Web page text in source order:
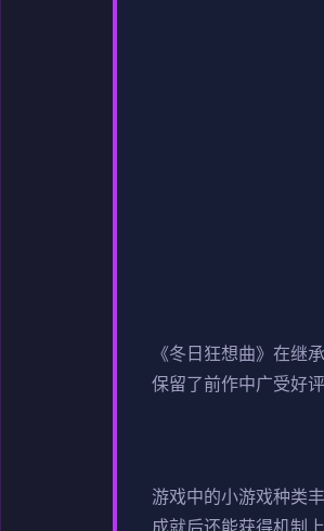
《冬日狂想曲》在继
保留了前作中广受好
游戏中的小游戏种类